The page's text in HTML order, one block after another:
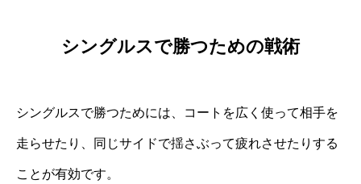
シングルスで勝つための戦術
シングルスで勝つためには、コートを広く使って相手を
走らせたり、同じサイドで揺さぶって疲れさせたりする
ことが有効です。